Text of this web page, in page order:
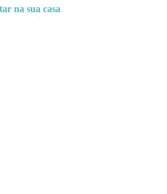
na sua casa